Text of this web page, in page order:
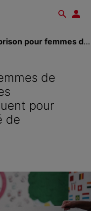
pour femmes de Fleury-Mérogis, les...
de
pour
de